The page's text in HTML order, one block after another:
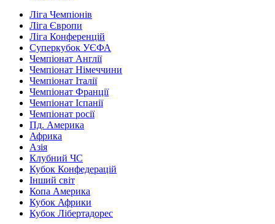
Ліга Чемпіонів
Ліга Європи
Ліга Конференцій
Суперкубок УЄФА
Чемпіонат Англії
Чемпіонат Німеччини
Чемпіонат Італії
Чемпіонат Франції
Чемпіонат Іспанії
Чемпіонат росії
Пд. Америка
Африка
Азія
Клубний ЧС
Кубок Конфедерацій
Інший світ
Копа Америка
Кубок Африки
Кубок Лібертадорес